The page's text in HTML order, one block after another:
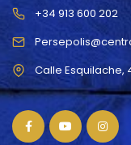
+34 913 600 202